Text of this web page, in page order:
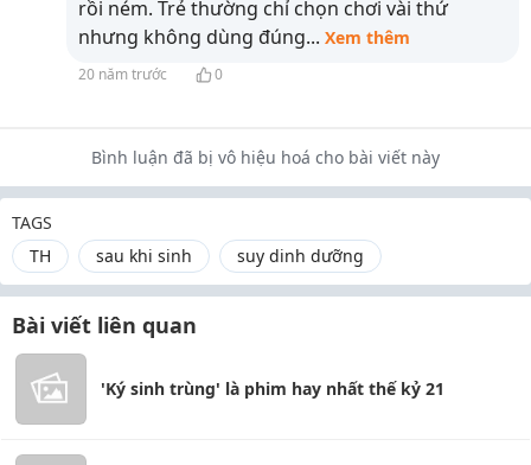
rồi ném. Trẻ thường chỉ chọn chơi vài thứ
nhưng không dùng đúng... Xem thêm
20 năm trước 0
Bình luận đã bị vô hiệu hoá cho bài viết này
TAGS
TH
sau khi sinh suy dinh dưỡng
Bài viết liên quan
'Ký sinh trùng' là phim hay nhất thế kỷ 21